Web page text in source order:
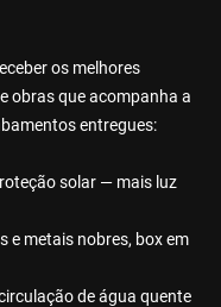
os melhores
obras que acompanha a
entregues:
solar — mais luz
e metais nobres, box em
de água quente